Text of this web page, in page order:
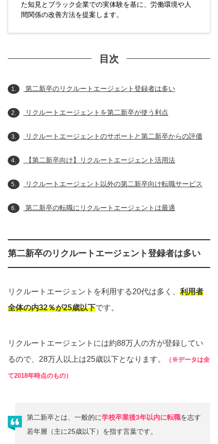
た知見とブラック企業での実体験を基に、労働環境や人
間関係の改善方法を提案します。
目次
1. 第二新卒のリクルートエージェント登録者は多い
2. リクルートエージェントを第二新卒が使う利点
3. リクルートエージェントのサポートと第二新卒からの評価
4. 【第二新卒向け】リクルートエージェント活用法
5. リクルートエージェント以外の第二新卒向け転職サービス
6. 第二新卒の転職にリクルートエージェントは最適
第二新卒のリクルートエージェント登録者は多い
リクルートエージェントを利用する20代は多く、 利用者
全体の内32％が25歳以下です。
リクルートエージェントには約88万人の方が登録してい
るので、28万人以上は25歳以下となります。
（※データは全
て2018年時点のもの）
第二新卒とは、一般的に学校卒業後3年以内に転職を志す
若年層（主に25歳以下）を指す言葉です。